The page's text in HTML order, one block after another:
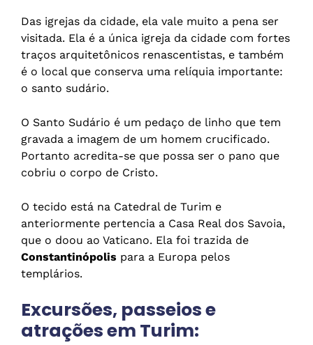
Das igrejas da cidade, ela vale muito a pena ser
visitada. Ela é a única igreja da cidade com fortes
traços arquitetônicos renascentistas, e também
é o local que conserva uma relíquia importante:
o santo sudário.
O Santo Sudário é um pedaço de linho que tem
gravada a imagem de um homem crucificado.
Portanto acredita-se que possa ser o pano que
cobriu o corpo de Cristo.
O tecido está na Catedral de Turim e
anteriormente pertencia a Casa Real dos Savoia,
que o doou ao Vaticano. Ela foi trazida de
Constantinópolis para a Europa pelos
templários.
Excursões, passeios e
atrações em Turim: